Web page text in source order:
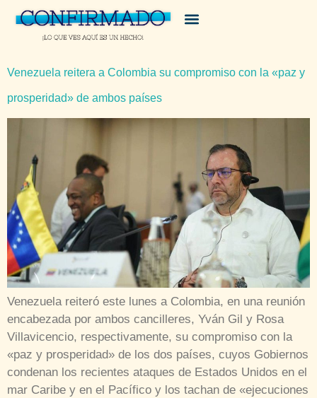
Venezuela reitera a Colombia su compromiso con la «paz y
prosperidad» de ambos países
Venezuela reiteró este lunes a Colombia, en una reunión
encabezada por ambos cancilleres, Yván Gil y Rosa
Villavicencio, respectivamente, su compromiso con la
«paz y prosperidad» de los dos países, cuyos Gobiernos
condenan los recientes ataques de Estados Unidos en el
mar Caribe y en el Pacífico y los tachan de «ejecuciones